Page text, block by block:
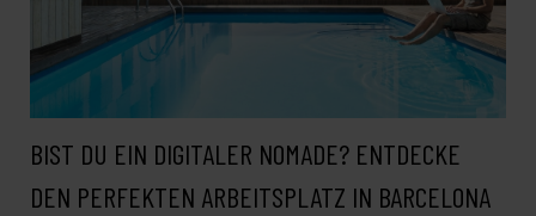
BIST DU EIN DIGITALER NOMADE? ENTDECKE
DEN PERFEKTEN ARBEITSPLATZ IN BARCELONA